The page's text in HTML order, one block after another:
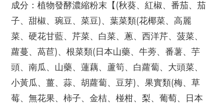
成分：植物發酵濃縮粉末【(秋葵、紅椒、番茄、茄
子、甜椒、琬豆、菜豆)、葉菜類(花椰菜、高麗
菜、硬花甘藍、芹菜、白菜、蔥、西洋芹、菠菜、
蘿蔓、萵苣)、根菜類(日本山藥、牛蒡、番薯、芋
頭、南瓜、山藥、蓮藕、蘆筍、白蘿蔔、大頭菜、
小黃瓜、薑、蒜、胡蘿蔔、豆芽)、果實類(梅、草
莓、無花果、柿子、金桔、椪柑、梨、葡萄、日本